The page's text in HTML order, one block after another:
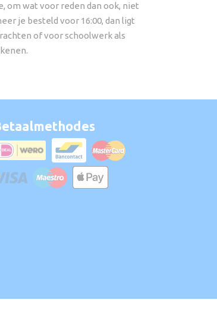
om wat voor reden dan ook, niet
je besteld voor 16:00, dan ligt
of voor schoolwerk als